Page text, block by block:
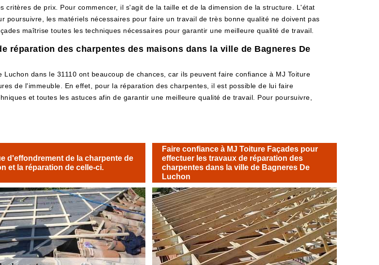
critères de prix. Pour commencer, il s'agit de la taille et de la dimension de la structure. L'état
poursuivre, les matériels nécessaires pour faire un travail de très bonne qualité ne doivent pas
maîtrise toutes les techniques nécessaires pour garantir une meilleure qualité de travail.
réparation des charpentes des maisons dans la ville de Bagneres De
dans le 31110 ont beaucoup de chances, car ils peuvent faire confiance à MJ Toiture
de l'immeuble. En effet, pour la réparation des charpentes, il est possible de lui faire
et toutes les astuces afin de garantir une meilleure qualité de travail. Pour poursuivre,
d'effondrement de la charpente de
et la réparation de celle-ci.
Faire confiance à MJ Toiture Façades pour
effectuer les travaux de réparation des
charpentes dans la ville de Bagneres De
Luchon